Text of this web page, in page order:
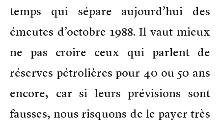
temps qui sépare aujourd’hui des
émeutes d’octobre 1988. Il vaut mieux
ne pas croire ceux qui parlent de
réserves pétrolières pour 40 ou 50 ans
encore, car si leurs prévisions sont
fausses, nous risquons de le payer très